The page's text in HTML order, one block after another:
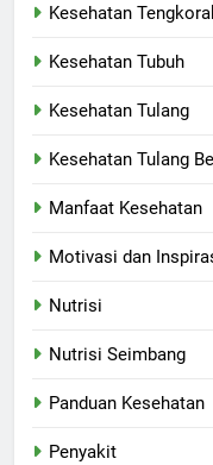
Kesehatan
Kesehatan Tubuh
Kesehatan Tulang
Kesehatan Tulang
Manfaat Kesehatan
Motivasi dan
Nutrisi
Nutrisi Seimbang
Panduan Kesehatan
Penyakit